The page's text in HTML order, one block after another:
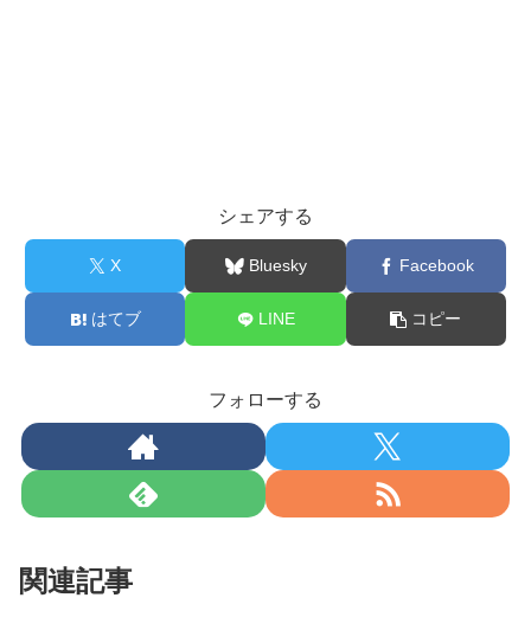
シェアする
X Bluesky Facebook
はてブ LINE コピー
フォローする
関連記事